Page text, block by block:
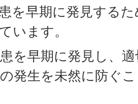
を早期に発見する
います。
を早期に発見し、
発生を未然に防ぐ